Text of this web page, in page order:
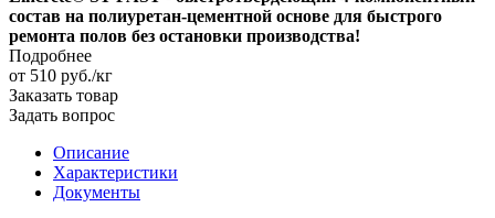
состав на полиуретан-цементной основе для быстрого
ремонта полов без остановки производства!
Подробнее
от 510 руб./кг
Заказать товар
Задать вопрос
Описание
Характеристики
Документы